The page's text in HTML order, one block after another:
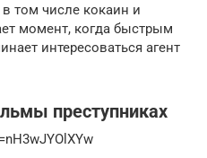
в том числе кокаин и
момент, когда быстрым
интересоваться агент
преступниках